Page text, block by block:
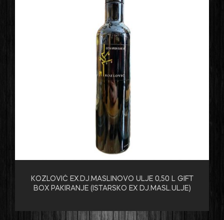
KOZLOVIĆ EX.DJ.MASLINOVO ULJE 0,50 L GIFT
BOX PAKIRANJE (ISTARSKO EX DJ.MASL.ULJE)